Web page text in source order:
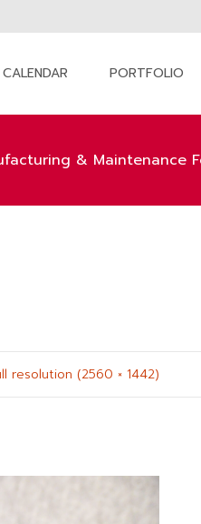
PORTFOLIO
& Maintenance
resolution (2560 × 1442)